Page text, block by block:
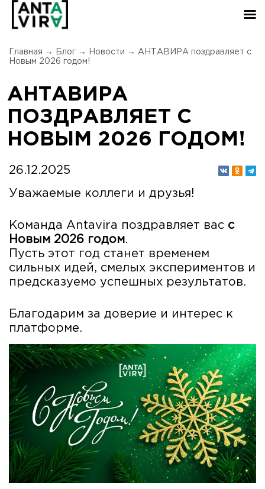
Главная → Блог → Новости → АНТАВИРА поздравляет с
Новым 2026 годом!
АНТАВИРА
ПОЗДРАВЛЯЕТ С
НОВЫМ 2026 ГОДОМ!
26.12.2025
Уважаемые коллеги и друзья!
Команда Antavira поздравляет вас с
Новым 2026 годом.
Пусть этот год станет временем
сильных идей, смелых экспериментов и
предсказуемо успешных результатов.
Благодарим за доверие и интерес к
платформе.